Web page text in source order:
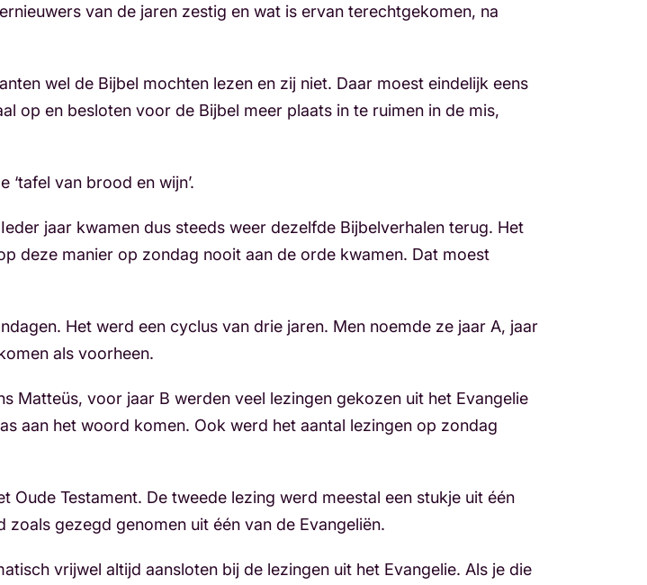
van de jaren zestig en wat is ervan terechtgekomen, na
wel de Bijbel mochten lezen en zij niet. Daar moest eindelijk eens
op en besloten voor de Bijbel meer plaats in te ruimen in de mis,
‘tafel van brood en wijn’.
jaar kwamen dus steeds weer dezelfde Bijbelverhalen terug. Het
deze manier op zondag nooit aan de orde kwamen. Dat moest
Het werd een cyclus van drie jaren. Men noemde ze jaar A, jaar
als voorheen.
Matteüs, voor jaar B werden veel lezingen gekozen uit het Evangelie
aan het woord komen. Ook werd het aantal lezingen op zondag
Testament. De tweede lezing werd meestal een stukje uit één
gezegd genomen uit één van de Evangeliën.
vrijwel altijd aansloten bij de lezingen uit het Evangelie. Als je die